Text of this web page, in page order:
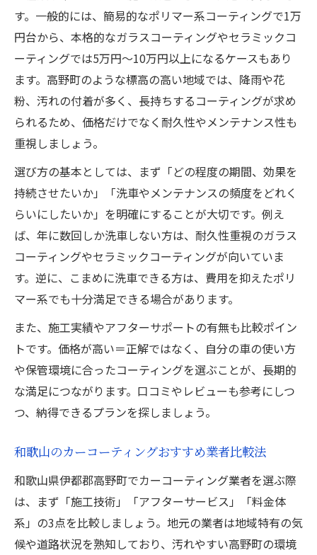
い
和歌山セラミックコーティングの選び方と
費用感
カーコーティングのタイプ別おすすめ活用
法
ポリマー系とガラス系カーコーティングの
比較
最適なカーコーティング選びに迷うなら
カーコーティングで失敗しない業者選びの
コツ
カーコーティングおすすめ業者の特徴を整
口コミを活用したカーコーティング比較ポ
カーコーティング費用と効果のバランスを
重視
和歌山のカーコーティング選び方ガイド
維持費や耐久性で選ぶ賢いコーティング術
比較
長持ちするカーコーティング選びのポイン
ト
保管環境別カーコーティング費用とメリッ
ト
す。一般的には、簡易的なポリマー系コーティングで1万
円台から、本格的なガラスコーティングやセラミックコ
ーティングでは5万円〜10万円以上になるケースもあり
ます。高野町のような標高の高い地域では、降雨や花
粉、汚れの付着が多く、長持ちするコーティングが求め
られるため、価格だけでなく耐久性やメンテナンス性も
重視しましょう。
選び方の基本としては、まず「どの程度の期間、効果を
持続させたいか」「洗車やメンテナンスの頻度をどれく
らいにしたいか」を明確にすることが大切です。例え
ば、年に数回しか洗車しない方は、耐久性重視のガラス
コーティングやセラミックコーティングが向いていま
す。逆に、こまめに洗車できる方は、費用を抑えたポリ
マー系でも十分満足できる場合があります。
また、施工実績やアフターサポートの有無も比較ポイン
トです。価格が高い＝正解ではなく、自分の車の使い方
や保管環境に合ったコーティングを選ぶことが、長期的
な満足につながります。口コミやレビューも参考にしつ
つ、納得できるプランを探しましょう。
和歌山のカーコーティングおすすめ業者比較法
和歌山県伊都郡高野町でカーコーティング業者を選ぶ際
は、まず「施工技術」「アフターサービス」「料金体
系」の3点を比較しましょう。地元の業者は地域特有の気
候や道路状況を熟知しており、汚れやすい高野町の環境